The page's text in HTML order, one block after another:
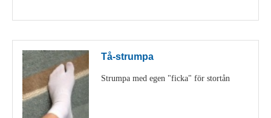
Tå-strumpa
Strumpa med egen "ficka" för stortån